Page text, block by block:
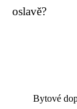
oslavě?
Bytové